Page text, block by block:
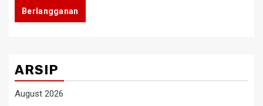
Berlangganan
ARSIP
August 2026